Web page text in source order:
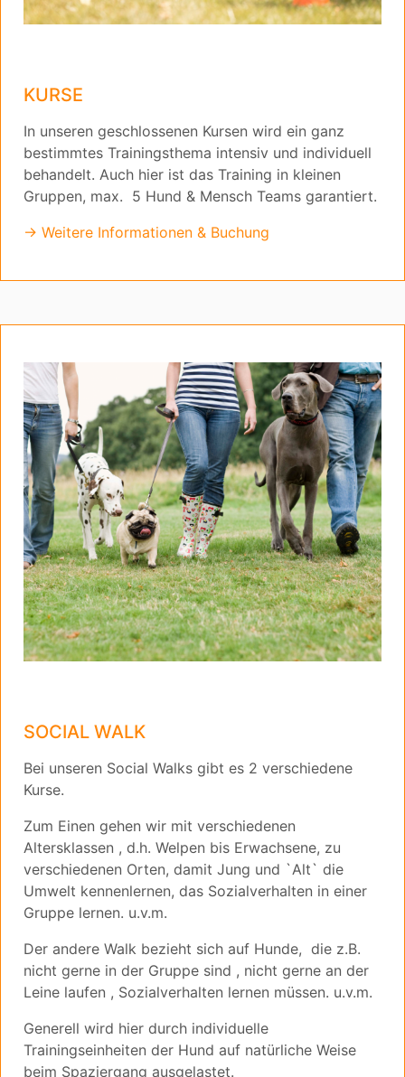
KURSE
In unseren geschlossenen Kursen wird ein ganz
bestimmtes Trainingsthema intensiv und individuell
behandelt. Auch hier ist das Training in kleinen
Gruppen, max. 5 Hund & Mensch Teams garantiert.
→ Weitere Informationen & Buchung
SOCIAL WALK
Bei unseren Social Walks gibt es 2 verschiedene
Kurse.
Zum Einen gehen wir mit verschiedenen
Altersklassen , d.h. Welpen bis Erwachsene, zu
verschiedenen Orten, damit Jung und `Alt` die
Umwelt kennenlernen, das Sozialverhalten in einer
Gruppe lernen. u.v.m.
Der andere Walk bezieht sich auf Hunde, die z.B.
nicht gerne in der Gruppe sind , nicht gerne an der
Leine laufen , Sozialverhalten lernen müssen. u.v.m.
Generell wird hier durch individuelle
Trainingseinheiten der Hund auf natürliche Weise
beim Spaziergang ausgelastet.